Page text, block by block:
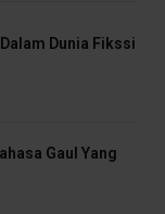
Dunia Fikssi
Gaul Yang